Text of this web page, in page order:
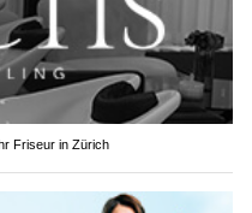
Friseur in Zürich